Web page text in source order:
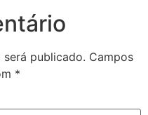
será publicado. Campos
*